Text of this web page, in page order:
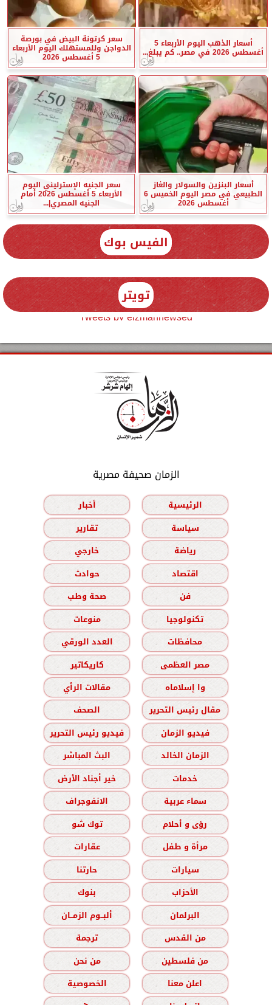
أسعار الذهب اليوم الأربعاء 5
أغسطس 2026 في مصر.. كم يبلغ...
سعر كرتونة البيض في بورصة
الدواجن وللمستهلك اليوم الأربعاء
5 أغسطس 2026
أسعار البنزين والسولار والغاز
الطبيعي في مصر اليوم الخميس 6
أغسطس 2026
سعر الجنيه الإسترليني اليوم
الأربعاء 5 أغسطس 2026 أمام
الجنيه المصري|...
الفيس بوك
تويتر
Tweets by elzmannewseg
الزمان صحيفة مصرية
الرئيسية
أخبار
سياسة
تقارير
رياضة
خارجي
اقتصاد
حوادث
فن
صحة وطب
تكنولوجيا
منوعات
محافظات
العدد الورقي
مصر العظمى
كاريكاتير
وا إسلاماه
مقالات الرأي
مقال رئيس التحرير
الصحف
فيديو الزمان
فيديو رئيس التحرير
الزمان الخالد
البث المباشر
خدمات
خير أجناد الأرض
سماء عربية
الانفوجراف
رؤى و أحلام
توك شو
مرأة و طفل
عقارات
سيارات
حارتنا
الأحزاب
بنوك
البرلمان
ألبــوم الزمــان
من القدس
ترجمة
من فلسطين
من نحن
اعلن معنا
الخصوصية